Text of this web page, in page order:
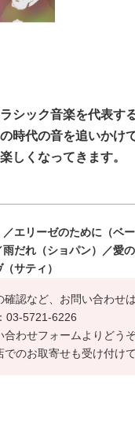
シック音楽を代表す
時代の音を追いかけ
しくなってきます。
／エリーゼのために（ベ
だれ（ショパン）／愛
サティ）
認など、お問い合わせ
03-5721-6226
わせフォームよりどうぞ
のお取寄せも受け付けて